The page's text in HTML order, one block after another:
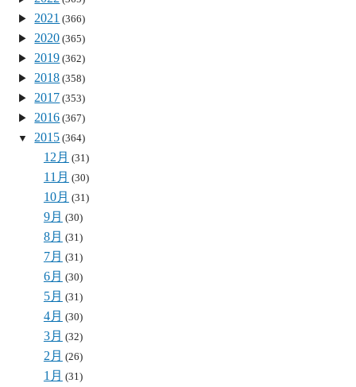
2021 (366)
2020 (365)
2019 (362)
2018 (358)
2017 (353)
2016 (367)
2015 (364)
12月 (31)
11月 (30)
10月 (31)
9月 (30)
8月 (31)
7月 (31)
6月 (30)
5月 (31)
4月 (30)
3月 (32)
2月 (26)
1月 (31)